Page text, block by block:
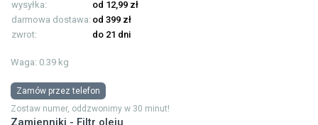
wysyłka:
od 12,99 zł
darmowa dostawa: od 399 zł
zwrot:
do 21 dni
Waga: 0.39 kg
Zamów przez telefon
Zostaw numer, oddzwonimy w 30 minut!
Zamienniki - Filtr oleju